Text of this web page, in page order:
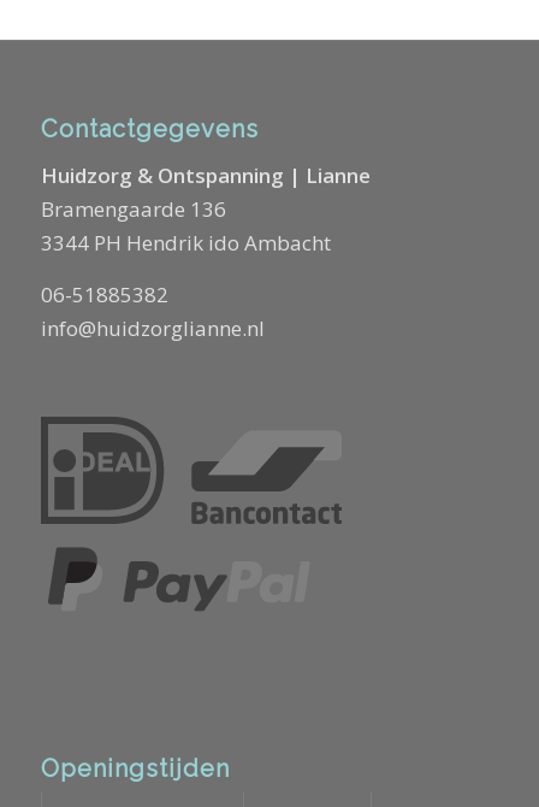
Contactgegevens
Huidzorg & Ontspanning | Lianne
Bramengaarde 136
3344 PH Hendrik ido Ambacht
06-51885382
info@huidzorglianne.nl
Openingstijden